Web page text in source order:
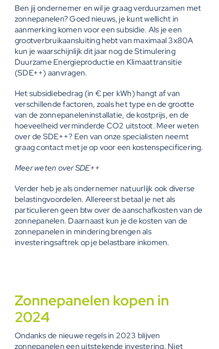
Ben jij ondernemer en wil je graag verduurzamen met
zonnepanelen? Goed nieuws, je kunt wellicht in
aanmerking komen voor een subsidie. Als je een
grootverbruikaansluiting hebt van maximaal 3x80A
kun je waarschijnlijk dit jaar nog de Stimulering
Duurzame Energieproductie en Klimaattransitie
(SDE++)aanvragen.
Het subsidiebedrag (in € per kWh) hangt af van
verschillende factoren, zoals het type en de grootte
van de zonnepaneleninstallatie, de kostprijs, en de
hoeveelheid verminderde CO2 uitstoot. Meer weten
over de SDE++? Een van onze specialisten neemt
graag contact met je op voor een kostenspecificering.
Meer weten over SDE++
Verder heb je als ondernemer natuurlijk ook diverse
belastingvoordelen. Allereerst betaal je net als
particulieren geen btw over de aanschafkosten van de
zonnepanelen. Daarnaast kun je de kosten van de
zonnepanelen in mindering brengen als
investeringsaftrek op je belastbare inkomen.
Zonnepanelen kopen in
2024
Ondanks de nieuwe regels in 2023 blijven
zonnepanelen een uitstekende investering. Niet